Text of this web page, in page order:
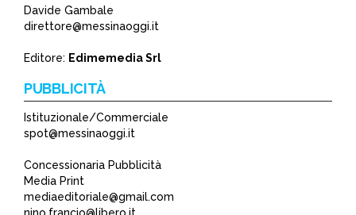
Davide Gambale
direttore@messinaoggi.it
Editore: Edimemedia Srl
PUBBLICITÀ
Istituzionale/Commerciale
spot@messinaoggi.it
Concessionaria Pubblicità
Media Print
mediaeditoriale@gmail.com